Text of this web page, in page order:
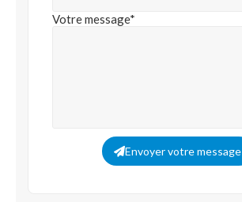
Votre message*
Envoyer votre message